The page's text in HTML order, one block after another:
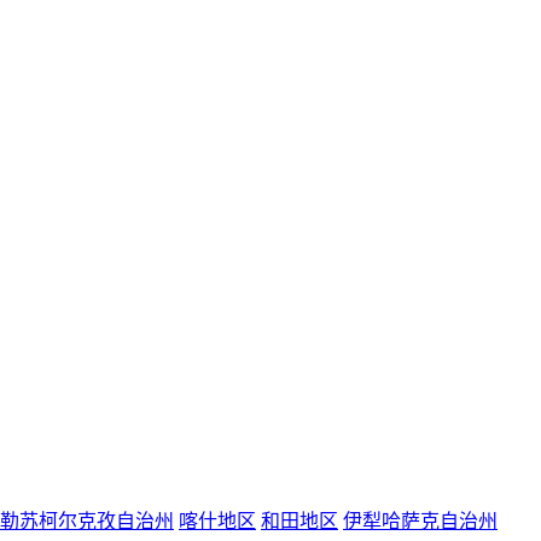
苏柯尔克孜自治州 喀什地区 和田地区 伊犁哈萨克自治州